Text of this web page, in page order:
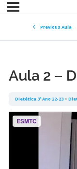
Previous Aula
Aula 2 –
Dietética 3º Ano 22-23